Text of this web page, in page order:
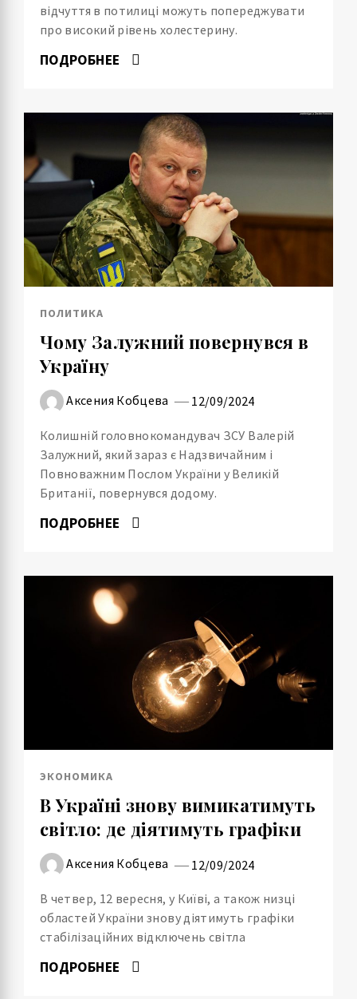
відчуття в потилиці можуть попереджувати
про високий рівень холестерину.
ПОДРОБНЕЕ
ПОЛИТИКА
Чому Залужний повернувся в
Україну
Аксения Кобцева 12/09/2024
Колишній головнокомандувач ЗСУ Валерій
Залужний, який зараз є Надзвичайним і
Повноважним Послом України у Великій
Британії, повернувся додому.
ПОДРОБНЕЕ
ЭКОНОМИКА
В Україні знову вимикатимуть
світло: де діятимуть графіки
Аксения Кобцева 12/09/2024
В четвер, 12 вересня, у Київі, а також низці
областей України знову діятимуть графіки
стабілізаційних відключень світла
ПОДРОБНЕЕ